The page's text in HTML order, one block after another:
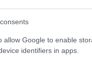
allow Google to enable
identifiers in apps.
συνομιλία με τη